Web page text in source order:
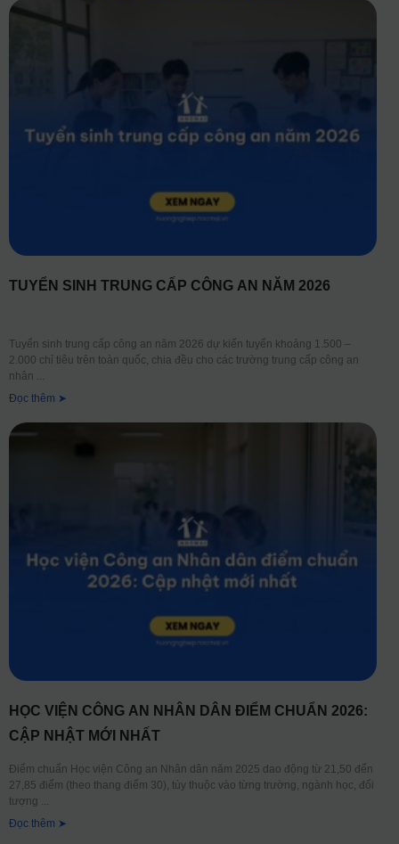
TUYỂN SINH TRUNG CẤP CÔNG AN NĂM 2026
Tuyển sinh trung cấp công an năm 2026 dự kiến tuyển khoảng 1.500 –
2.000 chỉ tiêu trên toàn quốc, chia đều cho các trường trung cấp công an
nhân
Đọc thêm ➤
HỌC VIỆN CÔNG AN NHÂN DÂN ĐIỂM CHUẨN 2026:
CẬP NHẬT MỚI NHẤT
Điểm chuẩn Học viện Công an Nhân dân năm 2025 dao động từ 21,50 đến
27,85 điểm (theo thang điểm 30), tùy thuộc vào từng trường, ngành học, đối
tượng
Đọc thêm ➤